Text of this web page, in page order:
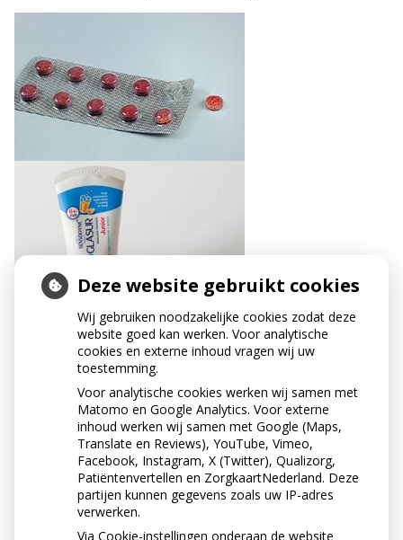
Deze website gebruikt cookies
Wij gebruiken noodzakelijke cookies zodat deze
website goed kan werken. Voor analytische
cookies en externe inhoud vragen wij uw
toestemming.
Voor analytische cookies werken wij samen met
Matomo en Google Analytics. Voor externe
inhoud werken wij samen met Google (Maps,
Translate en Reviews), YouTube, Vimeo,
Facebook, Instagram, X (Twitter), Qualizorg,
Patiëntenvertellen en ZorgkaartNederland. Deze
partijen kunnen gegevens zoals uw IP-adres
verwerken.
Via Cookie-instellingen onderaan de website